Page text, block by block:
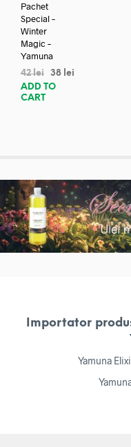
Pachet
Special –
Winter
Magic –
Yamuna
42lei 38 lei
ADD TO
CART
Importator
Yamuna